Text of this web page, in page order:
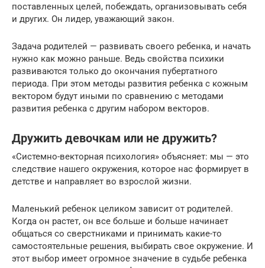
поставленных целей, побеждать, организовывать себя
и других. Он лидер, уважающий закон.
Задача родителей — развивать своего ребенка, и начать
нужно как можно раньше. Ведь свойства психики
развиваются только до окончания пубертатного
периода. При этом методы развития ребенка с кожным
вектором будут иными по сравнению с методами
развития ребенка c другим набором векторов.
Дружить девочкам или не дружить?
«Системно-векторная психология» объясняет: мы — это
следствие нашего окружения, которое нас формирует в
детстве и направляет во взрослой жизни.
Маленький ребенок целиком зависит от родителей.
Когда он растет, он все больше и больше начинает
общаться со сверстниками и принимать какие-то
самостоятельные решения, выбирать свое окружение. И
этот выбор имеет огромное значение в судьбе ребенка